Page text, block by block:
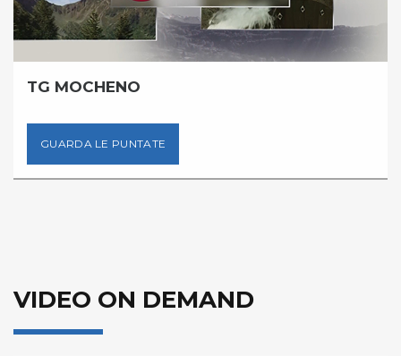
TG MOCHENO
GUARDA LE PUNTATE
VIDEO ON DEMAND